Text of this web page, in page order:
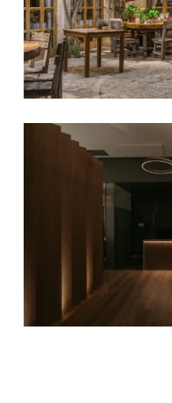
Restaurant
Oficinas